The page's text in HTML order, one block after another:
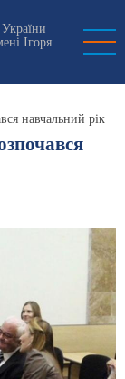
Ігоря
навчальний рік